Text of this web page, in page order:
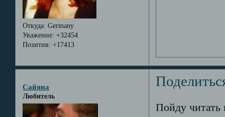
Откуда: Germany
Уважение: +32454
Позитив: +17413
Сайяна
Любитель
Пойду читать